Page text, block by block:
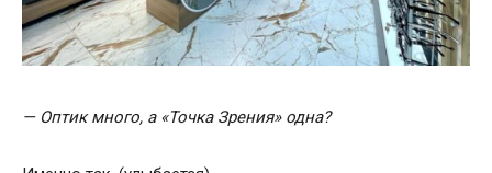
— Оптик много, а «Точка Зрения» одна?